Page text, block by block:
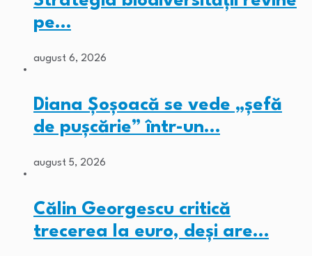
pe…
august 6, 2026
Diana Șoșoacă se vede „șefă
de pușcărie” într-un…
august 5, 2026
Călin Georgescu critică
trecerea la euro, deși are…